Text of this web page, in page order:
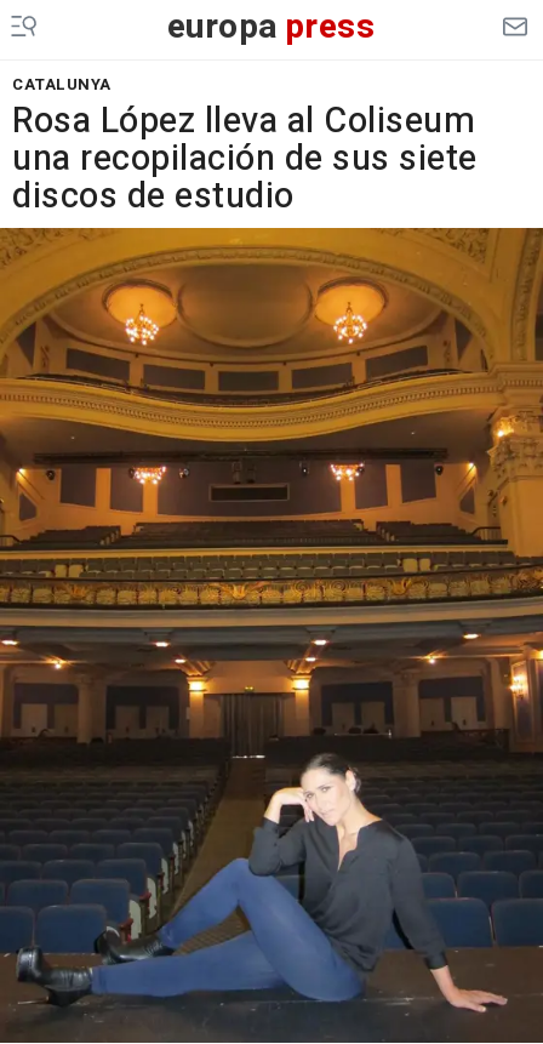
europa press
CATALUNYA
Rosa López lleva al Coliseum
una recopilación de sus siete
discos de estudio